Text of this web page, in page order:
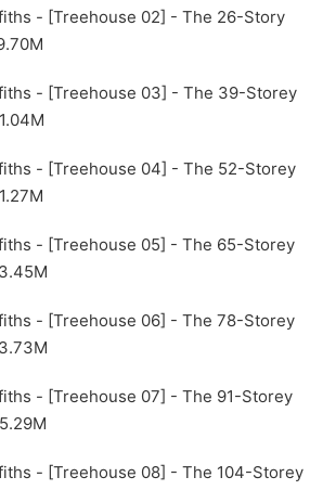
- [Treehouse 02] - The 26-Story
- [Treehouse 03] - The 39-Storey
- [Treehouse 04] - The 52-Storey
- [Treehouse 05] - The 65-Storey
- [Treehouse 06] - The 78-Storey
- [Treehouse 07] - The 91-Storey
- [Treehouse 08] - The 104-Storey